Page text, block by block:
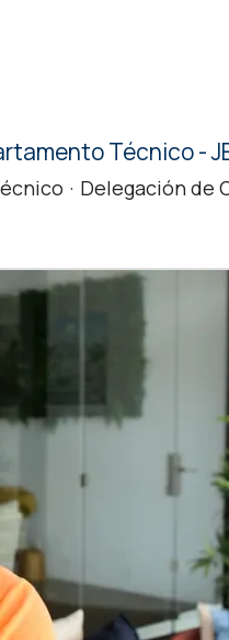
Técnico -
· Delegación de